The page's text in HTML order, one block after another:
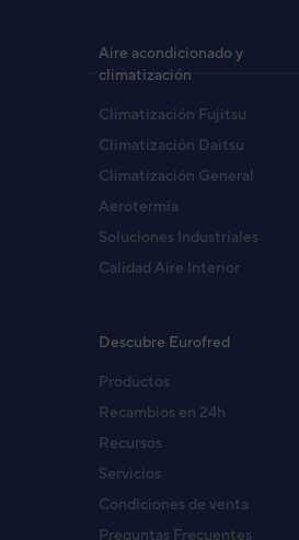
Aire acondicionado y
climatización
Climatización Fujitsu
Climatización Daitsu
Climatización General
Aerotermia
Soluciones Industriales
Calidad Aire Interior
Descubre Eurofred
Productos
Recambios en 24h
Recursos
Servicios
Condiciones de venta
Preguntas Frecuentes